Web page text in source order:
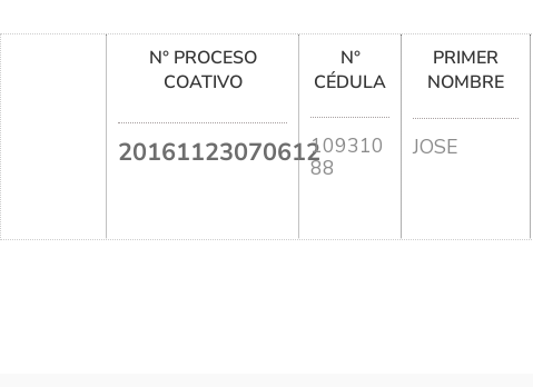
N° PROCESO
COATIVO
20161123070612
N°
CÉDULA
109310
88
PRIMER
NOMBRE
JOSE